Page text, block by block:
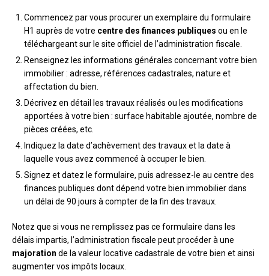
Commencez par vous procurer un exemplaire du formulaire
H1 auprès de votre centre des finances publiques ou en le
téléchargeant sur le site officiel de l’administration fiscale.
Renseignez les informations générales concernant votre bien
immobilier : adresse, références cadastrales, nature et
affectation du bien.
Décrivez en détail les travaux réalisés ou les modifications
apportées à votre bien : surface habitable ajoutée, nombre de
pièces créées, etc.
Indiquez la date d’achèvement des travaux et la date à
laquelle vous avez commencé à occuper le bien.
Signez et datez le formulaire, puis adressez-le au centre des
finances publiques dont dépend votre bien immobilier dans
un délai de 90 jours à compter de la fin des travaux.
Notez que si vous ne remplissez pas ce formulaire dans les
délais impartis, l’administration fiscale peut procéder à une
majoration de la valeur locative cadastrale de votre bien et ainsi
augmenter vos impôts locaux.